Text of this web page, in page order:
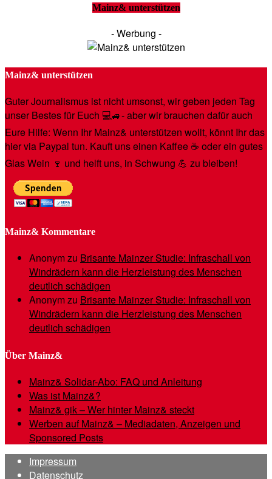
Mainz& unterstützen
- Werbung -
Mainz& unterstützen
Guter Journalismus ist nicht umsonst, wir geben jeden Tag
unser Bestes für Euch 💻🚙- aber wir brauchen dafür auch
Eure Hilfe: Wenn Ihr Mainz& unterstützen wollt, könnt Ihr das
hier via Paypal tun. Kauft uns einen Kaffee ☕️ oder ein gutes
Glas Wein 🍷 und helft uns, in Schwung 💪 zu bleiben!
Mainz& Kommentare
Anonymzu Brisante Mainzer Studie: Infraschall von
Windrädern kann die Herzleistung des Menschen
deutlich schädigen
Anonymzu Brisante Mainzer Studie: Infraschall von
Windrädern kann die Herzleistung des Menschen
deutlich schädigen
Über Mainz&
Mainz& Solidar-Abo: FAQ und Anleitung
Was ist Mainz&?
Mainz& gik – Wer hinter Mainz& steckt
Werben auf Mainz& – Mediadaten, Anzeigen und
Sponsored Posts
Impressum
Datenschutz